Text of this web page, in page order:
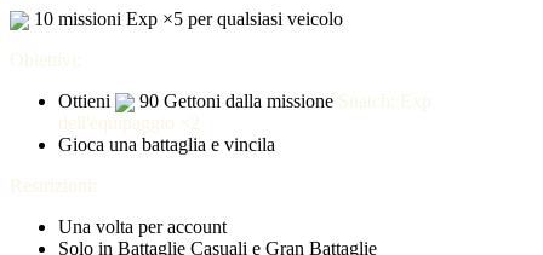
10 missioni Exp ×5 per qualsiasi veicolo
Obiettivi:
Ottieni
90 Gettoni dalla missione Snatch: Exp
dell'equipaggio ×2
Gioca una battaglia e vincila
Restrizioni:
Una volta per account
Solo in Battaglie Casuali e Gran Battaglie